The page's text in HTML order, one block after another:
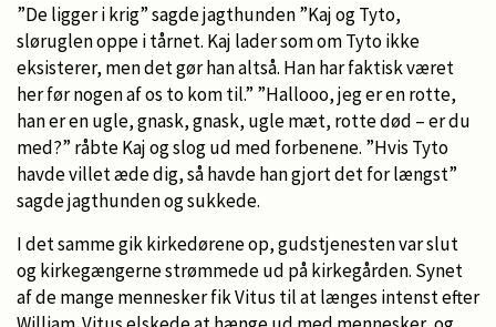
”De ligger i krig” sagde jagthunden ”Kaj og Tyto,
sløruglen oppe i tårnet. Kaj lader som om Tyto ikke
eksisterer, men det gør han altså. Han har faktisk været
her før nogen af os to kom til.” ”Hallooo, jeg er en rotte,
han er en ugle, gnask, gnask, ugle mæt, rotte død – er du
med?” råbte Kaj og slog ud med forbenene. ”Hvis Tyto
havde villet æde dig, så havde han gjort det for længst”
sagde jagthunden og sukkede.
I det samme gik kirkedørene op, gudstjenesten var slut
og kirkegængerne strømmede ud på kirkegården. Synet
af de mange mennesker fik Vitus til at længes intenst efter